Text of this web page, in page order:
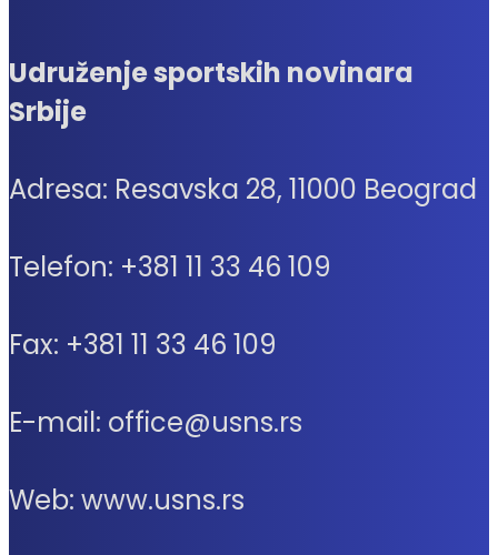
Udruženje sportskih novinara
Srbije
Adresa: Resavska 28, 11000 Beograd
Telefon: +381 11 33 46 109
Fax: +381 11 33 46 109
E-mail: office@usns.rs
Web: www.usns.rs